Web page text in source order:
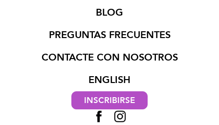
BLOG
PREGUNTAS FRECUENTES
CONTACTE CON NOSOTROS
ENGLISH
INSCRIBIRSE